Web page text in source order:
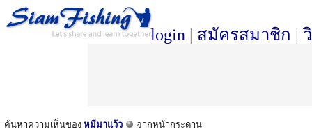
login | สมัครสมาชิก |
ค้นหาความเห็นของ หมีมาแว้ว จากหน้ากระดาน